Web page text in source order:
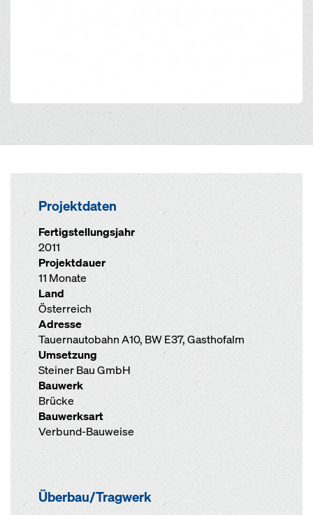
Projektdaten
Fertigstellungsjahr
2011
Projektdauer
11 Monate
Land
Österreich
Adresse
Tauernautobahn A10, BW E37, Gasthofalm
Umsetzung
Steiner Bau GmbH
Bauwerk
Brücke
Bauwerksart
Verbund-Bauweise
Überbau/Tragwerk